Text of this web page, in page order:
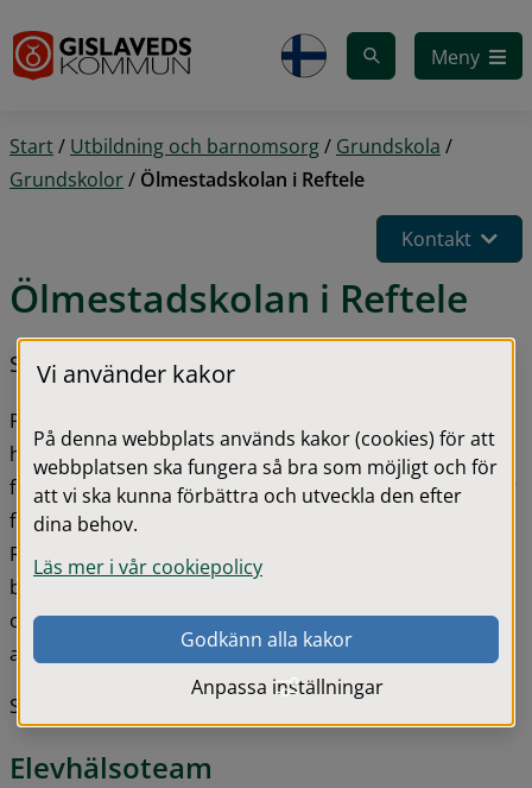
Meny
Start/ Utbildning och barnomsorg/ Grundskola /
Grundskolor/ Ölmestadskolan i Reftele
Kontakt
Ölmestadskolan i Reftele
Skolans vision är ”Lust att lära – rätt att lyckas”.
På Ölmestadskolan går cirka 250 elever i årskurs F-9. Vi
har också fritidshem. Till oss kommer barn från de två
förskolorna i Reftele, och i årskurs 7 ansluter även elever
från Ängslyckans skola i Ås. Skolan ligger centralt i
Reftele, men två tredjedelar av eleverna kommer med
buss från den omgivande landsbygden. Vi har en stor
och omväxlande skolgård och biblioteket ligger i direkt
anslutning till skolan.
Skolans vision är ”Lust att lära – rätt att lyckas”.
Elevhälsoteam
Vi använder kakor
På denna webbplats används kakor (cookies) för att
webbplatsen ska fungera så bra som möjligt och för
att vi ska kunna förbättra och utveckla den efter
dina behov.
Läs mer i vår cookiepolicy
Godkänn alla kakor
Anpassa inställningar